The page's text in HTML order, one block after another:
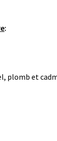
:
plomb et